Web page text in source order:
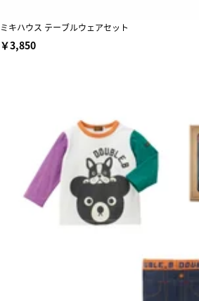
ミキハウス テーブルウェアセット
￥3,850